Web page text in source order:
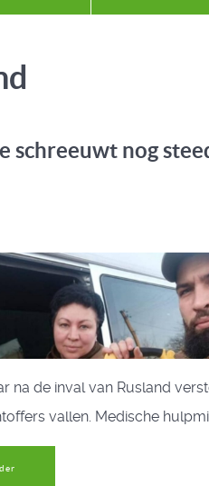
schreeuwt nog
na de inval van Rusland
vallen. Medische